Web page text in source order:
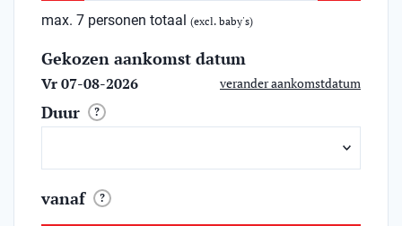
max. 7 personen totaal (excl. baby's)
Gekozen aankomst datum
Vr 07-08-2026 verander aankomstdatum
Duur ?
vanaf ?